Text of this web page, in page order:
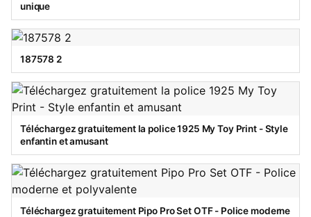
unique
187578 2
Téléchargez gratuitement la police 1925 My Toy Print - Style
enfantin et amusant
Téléchargez gratuitement Pipo Pro Set OTF - Police moderne